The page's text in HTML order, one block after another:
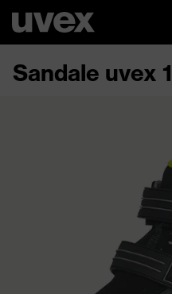
Sandale uvex